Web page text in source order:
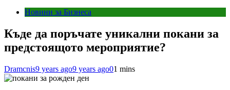
Новини за Бизнеса
Къде да поръчате уникални покани за
предстоящото мероприятие?
Dramcnis9 years ago9 years ago01 mins